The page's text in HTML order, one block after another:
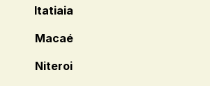
Itatiaia
Macaé
Niteroi